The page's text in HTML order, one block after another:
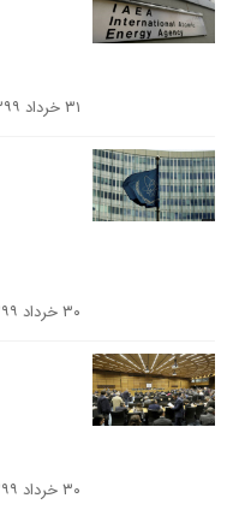
۳۱ خرداد ۱۳۹۹
۳۰ خرداد ۱۳۹۹
۳۰ خرداد ۱۳۹۹